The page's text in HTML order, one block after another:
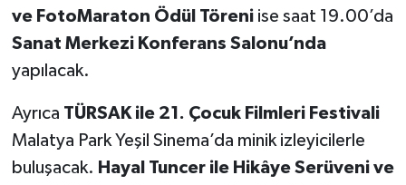
ve FotoMaraton Ödül Töreniise saat 19.00’da
Sanat Merkezi Konferans Salonu’nda
yapılacak.
Ayrıca TÜRSAK ile 21. Çocuk Filmleri Festivali
Malatya Park Yeşil Sinema’da minik izleyicilerle
buluşacak. Hayal Tuncer ile Hikâye Serüveni ve